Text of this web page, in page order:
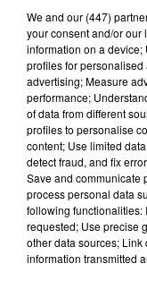
place publique de
aujourd'hui sont
l'insécurité,
« LE
A l'autre extrême,
circonscription de
ironise de son
d'extrême-droite :
commémoration
Charlie Hebdo. «
We and our (447)
your consent and/or our
information on a
profiles for
advertising; Measure
performance;
of data from different
profiles to personalise
content; Use limited
detect fraud, and fix
Save and communicate
process personal data
following functionalities:
requested; Use precise
other data sources;
information transmitted